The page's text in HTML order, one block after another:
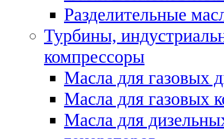
Разделительные
Турбины,
компрессоры
Масла для газовых
Масла для газовых
Масла для